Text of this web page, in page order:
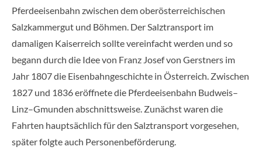
Pferdeeisenbahn zwischen dem oberösterreichischen
Salzkammergut und Böhmen. Der Salztransport im
damaligen Kaiserreich sollte vereinfacht werden und so
begann durch die Idee von Franz Josef von Gerstners im
Jahr 1807 die Eisenbahngeschichte in Österreich. Zwischen
1827 und 1836 eröffnete die Pferdeeisenbahn Budweis–
Linz–Gmunden abschnittsweise. Zunächst waren die
Fahrten hauptsächlich für den Salztransport vorgesehen,
später folgte auch Personenbeförderung.